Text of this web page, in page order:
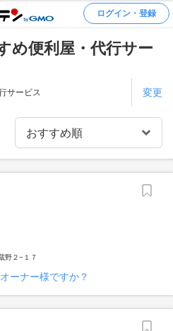
ログイン・登録
め便利屋・代行サー
サービス 変更
野２−１７
ーナー様ですか？